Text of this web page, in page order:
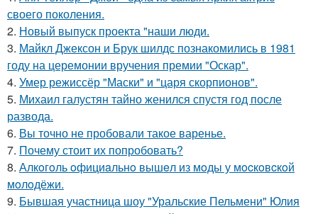
своего поколения.
2. Новый выпуск проекта "наши люди.
3. Майкл Джексон и Брук шилдс познакомились в 1981
году на церемонии вручения премии "Оскар".
4. Умер режиссёр "Маски" и "царя скорпионов".
5. Михаил галустян тайно женился спустя год после
развода.
6. Вы точно не пробовали такое варенье.
7. Почему стоит их попробовать?
8. Алкoгoль oфициaльнo вышeл из мoды у мocкoвcкoй
мoлoдёжи.
9. Бывшая участница шоу "Уральские Пельмени" Юлия